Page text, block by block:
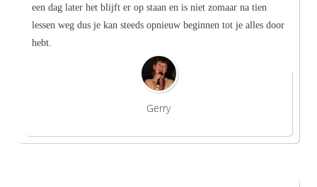
een dag later het blijft er op staan en is niet zomaar na tien
lessen weg dus je kan steeds opnieuw beginnen tot je alles door
hebt.
Gerry